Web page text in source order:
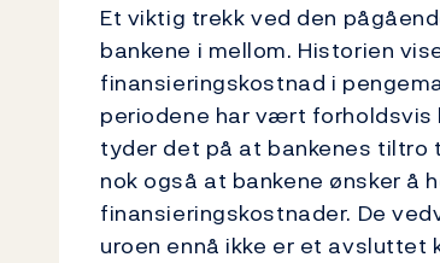
Et viktig trekk ved den
bankene i mellom. Historien
finansieringskostnad i
periodene har vært forholdsvis
tyder det på at bankenes tiltro
nok også at bankene ønsker
finansieringskostnader. De
uroen ennå ikke er et avsluttet